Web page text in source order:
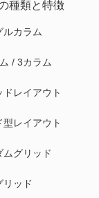
種類と特徴
カラム
/ 3カラム
レイアウト
レイアウト
グリッド
ッド